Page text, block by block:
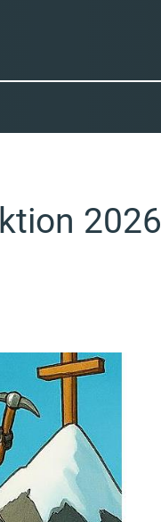
2026